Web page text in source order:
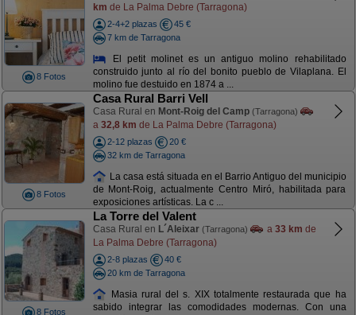
8 Fotos
km de La Palma Debre (Tarragona)
2-4+2 plazas
45 €
7 km de Tarragona
El petit molinet es un antiguo molino rehabilitado
construido junto al río del bonito pueblo de Vilaplana. El
molino fue destuido en 1874 a ...
8 Fotos
Casa Rural Barri Vell
Casa Rural en Mont-Roig del Camp (Tarragona)
a 32,8 km de La Palma Debre (Tarragona)
2-12 plazas
20 €
32 km de Tarragona
La casa está situada en el Barrio Antiguo del municipio
de Mont-Roig, actualmente Centro Miró, habilitada para
exposiciones artísticas. La c ...
8 Fotos
La Torre del Valent
Casa Rural en L´Aleixar (Tarragona) a 33 km de
La Palma Debre (Tarragona)
2-8 plazas
40 €
20 km de Tarragona
Masia rural del s. XIX totalmente restaurada que ha
sabido integrar las comodidades modernas. Con una